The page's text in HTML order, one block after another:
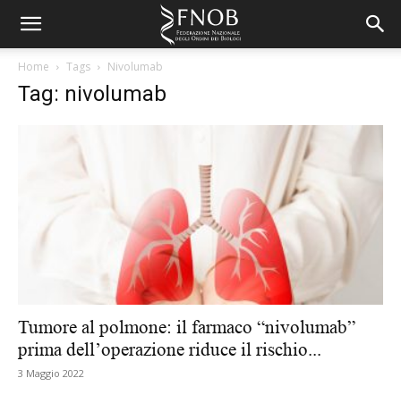
Home Tags Nivolumab
Tag: nivolumab
Tumore al polmone: il farmaco “nivolumab”
prima dell’operazione riduce il rischio...
3 Maggio 2022